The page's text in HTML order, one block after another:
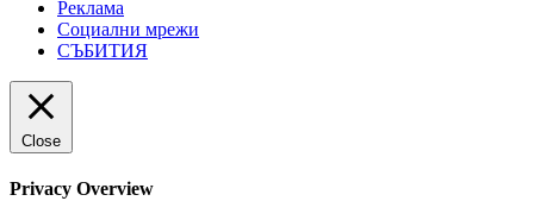
Реклама
Социални мрежи
СЪБИТИЯ
Close
Privacy Overview